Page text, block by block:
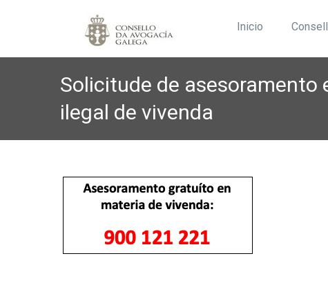
Inicio
Solicitude de asesoramento
ilegal de vivenda